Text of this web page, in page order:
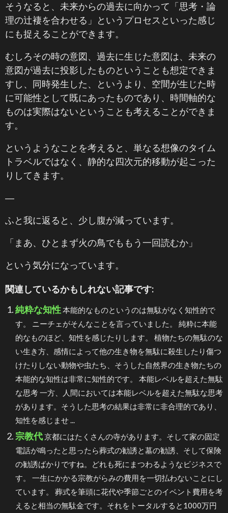
そうなると、未来からの過去に向かって「思考・論
理の辻褄を合わせる」というプロセスといった感じ
にも捉えることができます。
むしろその時の意図、過去に生じた意図は、未来の
意図が過去に投影したものということも想定できま
すし、同時発生した、というより、空間が生じた時
に可能性として既にあったものであり、時間軸的な
ものは実際はないということも考えることができま
す。
というようなことを考えると、単なる想像のタイム
トラベルではなく、静的な四次元的移動が起こった
りしてきます。
―
ふと我に返ると、少し腹が減っています。
「まあ、ひとまず火の鳥でももう一回読むか」
という気分になっています。
関連しているかもしれない記事です:
純粋な知性本能的なものというのは無駄がなく知性的で
す。 ニーチェがそんなことを言っていました。 純粋に本能
的なものほど、知性を感じたりします。 植物たちの無駄のな
い生き方、感情によって他の生き物を無駄に殺生したり傷つ
けたりしない動物や虫たち、そうした自然界の生き物たちの
本能的な知性は非常に知性的です。 本能レベルを超えた無駄
な思考 一方、人間においては本能レベルを超えた無駄な思考
があります。そうした思考の結果は非常に非合理的であり、
知性を感じませ ...
宗教代京都にはたくさんの寺があります。そして家の固定
電話が鳴ったと思ったら葬式の勧誘と墓の勧誘、そして保険
の勧誘ばかりですね。どれも死にまつわるようなビジネスで
す。 一生にかかる宗教がらみの費用を一切払わないことにし
ています。 葬式を筆頭に花代や季節ごとのイベント費用を考
えると相当の無駄金です。それをトータルすると1000万円